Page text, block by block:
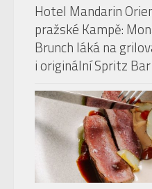
Hotel Mandarin
pražské Kampě:
Brunch láká na
i originální Spritz Bar